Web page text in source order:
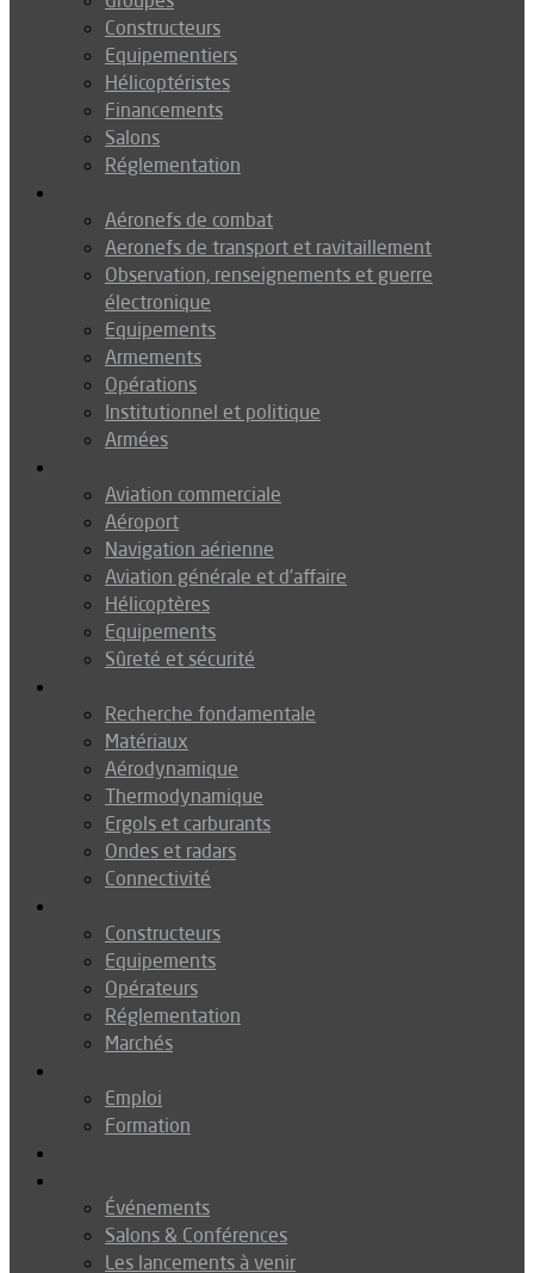
Constructeurs
Equipementiers
Hélicoptéristes
Financements
Salons
Réglementation
Aéronefs de combat
Aeronefs de transport et ravitaillement
Observation, renseignements et guerre
électronique
Equipements
Armements
Opérations
Institutionnel et politique
Armées
Aviation commerciale
Aéroport
Navigation aérienne
Aviation générale et d’affaire
Hélicoptères
Equipements
Sûreté et sécurité
Recherche fondamentale
Matériaux
Aérodynamique
Thermodynamique
Ergols et carburants
Ondes et radars
Connectivité
Constructeurs
Equipements
Opérateurs
Réglementation
Marchés
Emploi
Formation
Événements
Salons & Conférences
Les lancements à venir